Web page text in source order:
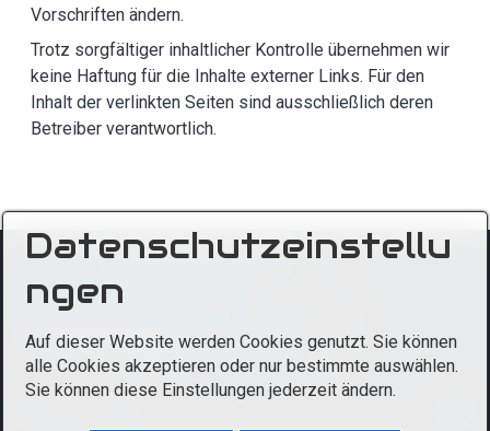
Vorschriften ändern.
Trotz sorgfältiger inhaltlicher Kontrolle übernehmen wir
keine Haftung für die Inhalte externer Links. Für den
Inhalt der verlinkten Seiten sind ausschließlich deren
Betreiber verantwortlich.
Datenschutzeinstellu
ngen
Auf dieser Website werden Cookies genutzt. Sie können
alle Cookies akzeptieren oder nur bestimmte auswählen.
Sie können diese Einstellungen jederzeit ändern.